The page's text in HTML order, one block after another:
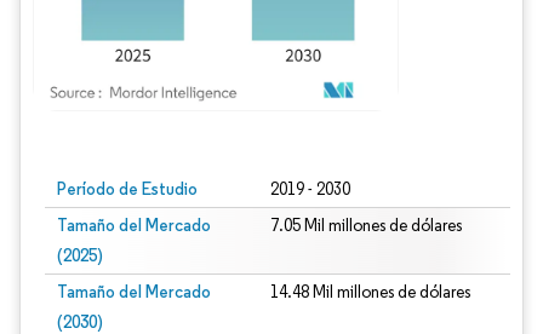
Período de Estudio 2019 - 2030
Tamaño del Mercado
(2025)
7.05 Mil millones de dólares
Tamaño del Mercado
(2030)
14.48 Mil millones de dólares